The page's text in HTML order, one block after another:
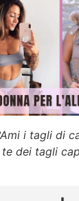
i tagli di
dei tagli